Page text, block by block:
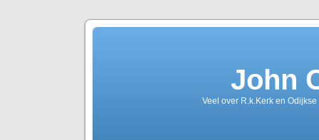
John
Veel over R.k.Kerk en